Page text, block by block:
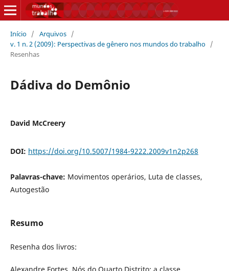
Início / Arquivos /
v. 1 n. 2 (2009): Perspectivas de gênero nos mundos do trabalho /
Resenhas
Dádiva do Demônio
David McCreery
DOI: https://doi.org/10.5007/1984-9222.2009v1n2p268
Palavras-chave: Movimentos operários, Luta de classes,
Autogestão
Resumo
Resenha dos livros: